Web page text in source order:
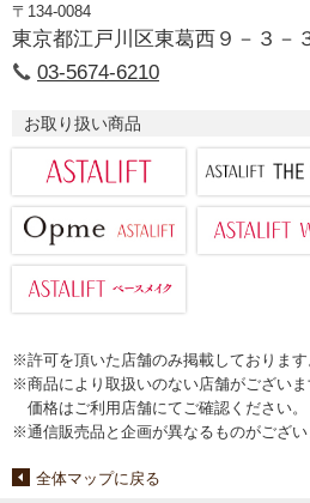
〒134-0084
東京都江戸川区東葛西９－３
03-5674-6210
お取り扱い商品
※許可を頂いた店舗のみ掲載しております
※商品により取扱いのない店舗がござい
価格はご利用店舗にてご確認ください。
※通信販売品と企画が異なるものがござい
全体マップに戻る